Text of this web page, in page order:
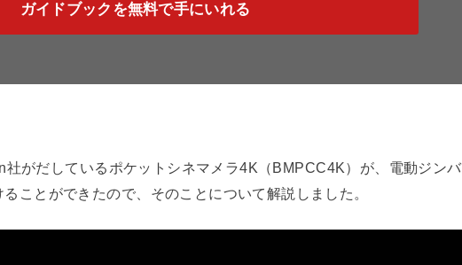
ガイドブックを無料で手にいれる
がだしているポケットシネマメラ4K（BMPCC4K）が、電動ジンバ
ことができたので、そのことについて解説しました。